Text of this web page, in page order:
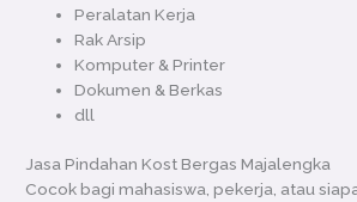
Peralatan Kerja
Rak Arsip
Komputer & Printer
Dokumen & Berkas
dll
Jasa Pindahan Kost Bergas Majalengka
Cocok bagi mahasiswa, pekerja, atau